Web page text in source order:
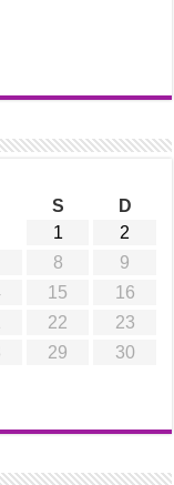
S
D
1
2
8
9
15
16
22
23
29
30